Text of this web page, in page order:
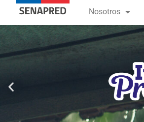
contenido
Nosotros